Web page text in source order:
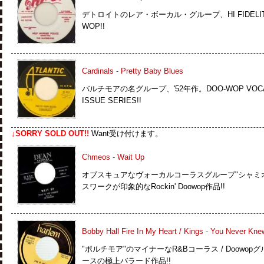
デトロイトのレア・ボーカル・グループ、HI
WOP!!
Cardinals - Pretty Baby Blues
バルチモアの名グループ、'52年作。DOO-WOP
ISSUE SERIES!!
↓SORRY SOLD OUT!! Want受け付けます。
Chmeos - Wait Up
オブスキュアなヴォーカルコーラスグループ"シャ
スワークが印象的なRockin' Doowop作品!!
Bobby Hall Fire In My Heart / Kings - You Never
"ボルチモア"のマイナーなR&Bコーラス / Doowop
ースの極上バラード作品!!